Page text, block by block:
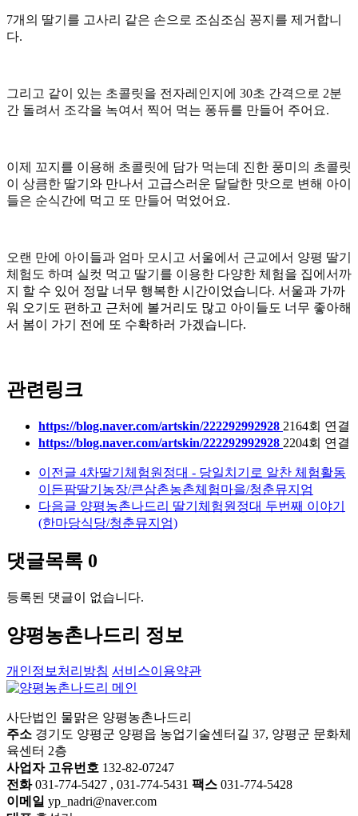
7개의 딸기를 고사리 같은 손으로 조심조심 꽁지를 제거합니
다.
그리고 같이 있는 초콜릿을 전자레인지에 30초 간격으로 2분
간 돌려서 조각을 녹여서 찍어 먹는 퐁듀를 만들어 주어요.
이제 꼬지를 이용해 초콜릿에 담가 먹는데 진한 풍미의 초콜릿
이 상큼한 딸기와 만나서 고급스러운 달달한 맛으로 변해 아이
들은 순식간에 먹고 또 만들어 먹었어요.
오랜 만에 아이들과 엄마 모시고 서울에서 근교에서 양평 딸기
체험도 하며 실컷 먹고 딸기를 이용한 다양한 체험을 집에서까
지 할 수 있어 정말 너무 행복한 시간이었습니다. 서울과 가까
워 오기도 편하고 근처에 볼거리도 많고 아이들도 너무 좋아해
서 봄이 가기 전에 또 수확하러 가겠습니다.
관련링크
https://blog.naver.com/artskin/222292992928 2164회 연결
https://blog.naver.com/artskin/222292992928 2204회 연결
이전글 4차딸기체험원정대 - 당일치기로 알찬 체험활동
이든팜딸기농장/큰삼촌농촌체험마을/청춘뮤지엄
다음글 양평농촌나드리 딸기체험원정대 두번째 이야기
(한마당식당/청춘뮤지엄)
댓글목록 0
등록된 댓글이 없습니다.
양평농촌나드리 정보
개인정보처리방침 서비스이용약관
사단법인 물맑은 양평농촌나드리
주소 경기도 양평군 양평읍 농업기술센터길 37, 양평군 문화체
육센터 2층
사업자 고유번호 132-82-07247
전화031-774-5427 , 031-774-5431 팩스 031-774-5428
이메일 yp_nadri@naver.com